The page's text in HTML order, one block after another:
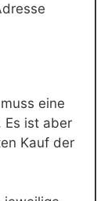
eine
Es ist aber
Kauf der